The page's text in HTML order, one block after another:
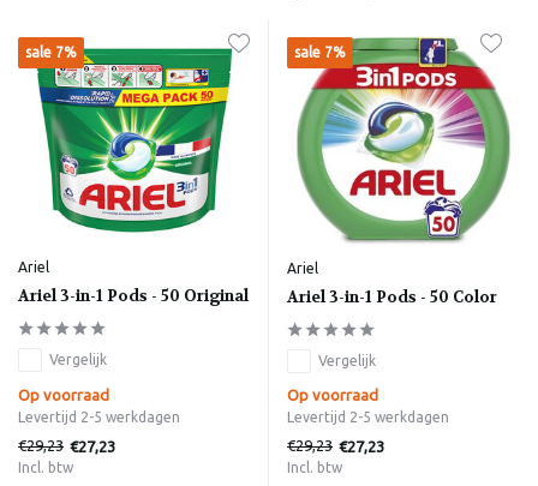
sale 7%
Ariel
Ariel 3-in-1 Pods - 50 Original
Vergelijk
Op voorraad
Levertijd 2-5 werkdagen
€29,23 €27,23
Incl. btw
sale 7%
Ariel
Ariel 3-in-1 Pods - 50 Color
Vergelijk
Op voorraad
Levertijd 2-5 werkdagen
€29,23 €27,23
Incl. btw